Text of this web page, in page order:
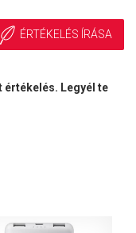
ÉRTÉKELÉS ÍRÁSA
értékelés. Legyél te